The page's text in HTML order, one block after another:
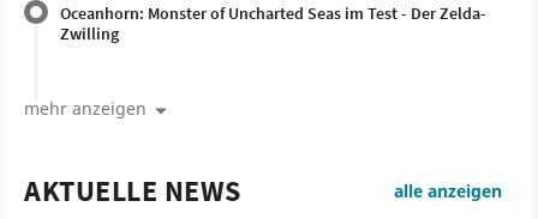
Oceanhorn: Monster of Uncharted Seas im Test - Der Zelda-
Zwilling
mehr anzeigen
AKTUELLE NEWS alle anzeigen